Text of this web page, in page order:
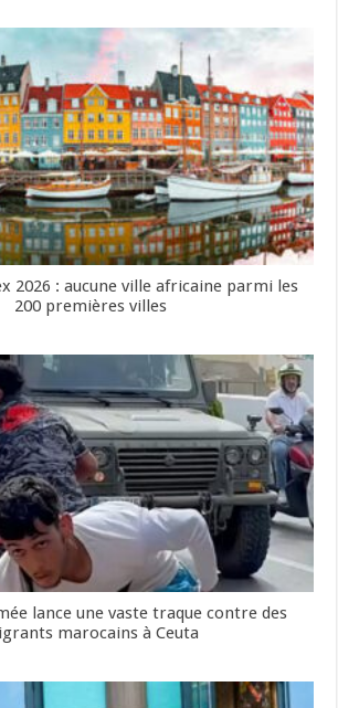
2026 : aucune ville africaine parmi les
200 premières villes
lance une vaste traque contre des
marocains à Ceuta